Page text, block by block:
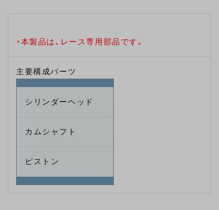
・本製品は、レース専用部品です。
主要構成パーツ
シリンダーヘッド
カムシャフト
ピストン